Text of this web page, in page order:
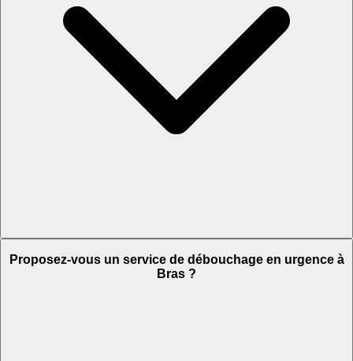
Proposez-vous un service de débouchage en urgence à
Bras ?